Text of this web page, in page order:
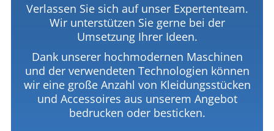
Verlassen Sie sich auf unser Expertenteam.
Wir unterstützen Sie gerne bei der
Umsetzung Ihrer Ideen.
Dank unserer hochmodernen Maschinen
und der verwendeten Technologien können
wir eine große Anzahl von Kleidungsstücken
und Accessoires aus unserem Angebot
bedrucken oder besticken.